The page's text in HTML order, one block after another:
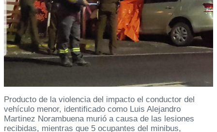
Producto de la violencia del impacto el conductor del
vehículo menor, identificado como Luis Alejandro
Martinez Norambuena murió a causa de las lesiones
recibidas, mientras que 5 ocupantes del minibus,